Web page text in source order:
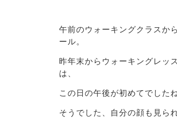
午前のウォーキングクラスか
ール。
昨年末からウォーキングレッ
は、
この日の午後が初めてでした
そうでした、自分の顔も見ら